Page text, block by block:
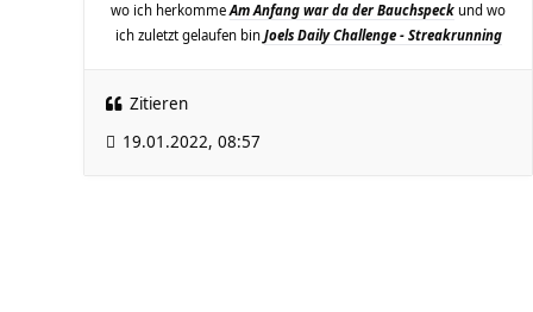
wo ich herkommeAm Anfang war da der Bauchspeck und wo
ich zuletzt gelaufen bin Joels Daily Challenge - Streakrunning
Zitieren
19.01.2022, 08:57